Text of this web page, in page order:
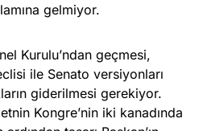
gelmiyor.
Kurulu’ndan geçmesi,
ile Senato versiyonları
giderilmesi gerekiyor.
Kongre’nin iki kanadında